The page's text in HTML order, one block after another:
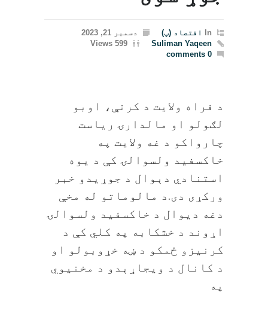
In اقتصاد (پ)
دسمبر 21, 2023
Suliman Yaqeen
599 Views
0 comments
د فراه ولایت د کرنې، اوبو
لګولو او مالدارۍ ریاست
چارواکو د غه ولایت په
خاکسفيد ولسوالۍ کې د یوه
استنادي دېوال د جوړیدو خبر
ورکړی دی.د مالوماتو له مخې
دغه دیوال د خاکسفيد ولسوالۍ
اړوند د خشکابه په کلي کې د
کرنیزو ځمکو د ښه خړوبولو او
د کانال د ويجاړېدو د مخنیوي
په